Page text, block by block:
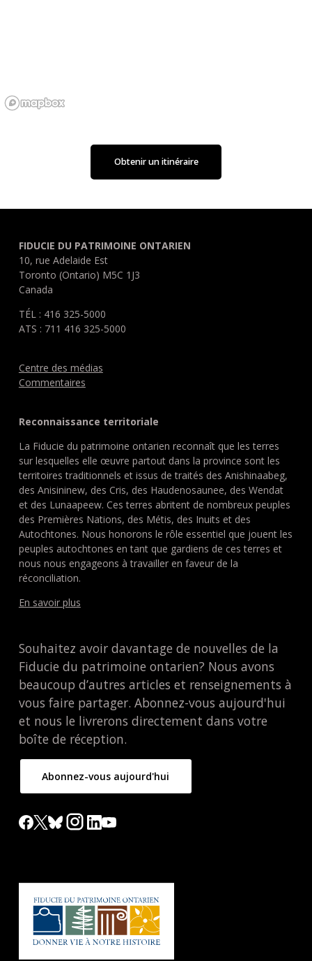
Obtenir un itinéraire
FIDUCIE DU PATRIMOINE ONTARIEN
10, rue Adelaide Est
Toronto (Ontario) M5C 1J3
Canada
TÉL : 416 325-5000
ATS : 711 416 325-5000
Centre des médias
Commentaires
Reconnaissance territoriale
La Fiducie du patrimoine ontarien reconnaît que les terres
sur lesquelles elle œuvre partout dans la province sont les
territoires traditionnels et issus de traités des Anishinaabeg,
des Anisininew, des Cris, des Haudenosaunee, des Wendat
et des Lunaapeew. Ces terres abritent de nombreux peuples
des Premières Nations, des Métis, des Inuits et des
Autochtones. Nous honorons le rôle essentiel que jouent les
peuples autochtones en tant que gardiens de ces terres et
nous nous engageons à travailler en faveur de la
réconciliation.
En savoir plus
Souhaitez avoir davantage de nouvelles de la
Fiducie du patrimoine ontarien? Nous avons
beaucoup d’autres articles et renseignements à
vous faire partager. Abonnez-vous aujourd'hui
et nous le livrerons directement dans votre
boîte de réception.
Abonnez-vous aujourd'hui